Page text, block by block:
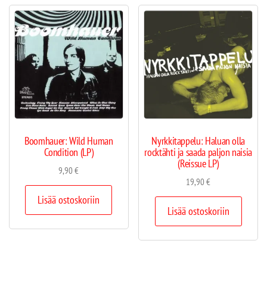
Boomhauer: Wild Human
Condition (LP)
9,90€
Lisää ostoskoriin
Nyrkkitappelu: Haluan olla
rocktähti ja saada paljon naisia
(Reissue LP)
19,90€
Lisää ostoskoriin